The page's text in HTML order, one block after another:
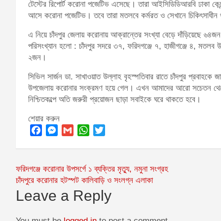
টেস্টের রিপোর্ট করোনা পজেটিভ এসেছে। তারা আইসিডিডিআরবি ঢাকা
আসে করোনা পজেটিভ। তবে তারা মতলবে কর্মরত ও সেখানে
এ নিয়ে চাঁদপুর জেলায় করোনায় আক্রান্তের সংখ্যা বেড়ে দাঁড়িয়েছে
পরিসংখ্যান হলো : চাঁদপুর সদরে ৩৭, ফরিদগঞ্জে ৭, হাজীগঞ্জে ৪,
২জন।
সিভিল সার্জন ডা. সাখাওয়াত উল্লাহ বৃহস্পতিবার রাতে চাঁদপুর
উপজেলায় করোনার সংক্রমণ হয়ে গেল। এখন আমাদের আরো সচেতন
নিশ্চিতকল্পে অতি জরুরী প্রয়োজন ছাড়া সবাইকে ঘরে থাকতে হবে।
শেয়ার করুন
c
e
o
s
s
n
a
i
a
t
s
A
i
t
e
Post
navigation
ফরিদগঞ্জে করোনার উপসর্গে ১ ব্যক্তির মৃত্যু, নমুনা সংগ্রহ
চাঁদপুরে করোনার হটস্পট কালিবাড়ি ও সংলগ্ন এলাকা
Leave a Reply